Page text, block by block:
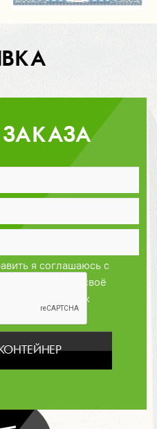
я соглашаюсь с
и даю своё
персональных